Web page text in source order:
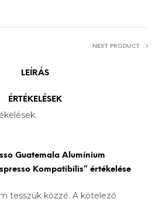
NEXT PRODUCT
LEÍRÁS
ÉRTÉKELÉSEK
Guatemala Alumínium
Kompatibilis” értékelése
tesszük közzé. A kötelező